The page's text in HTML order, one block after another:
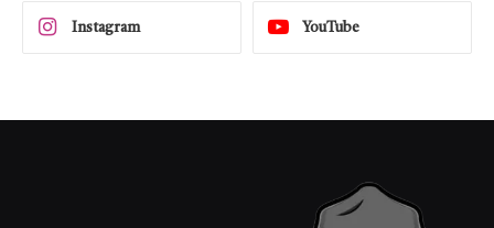
Instagram YouTube